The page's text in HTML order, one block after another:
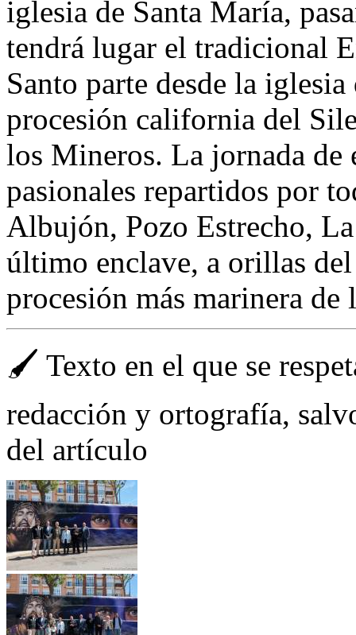
iglesia de Santa María,
tendrá lugar el tradicional
Santo parte desde la
procesión california del
los Mineros. La jornada de
pasionales repartidos por
Albujón, Pozo Estrecho,
último enclave, a orillas
procesión más marinera de
🖌️ Texto en el que se
redacción y ortografía,
del artículo